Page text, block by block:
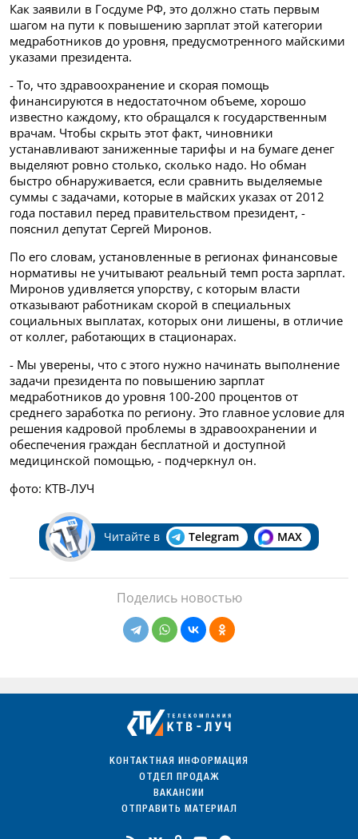
Как заявили в Госдуме РФ, это должно стать первым
шагом на пути к повышению зарплат этой категории
медработников до уровня, предусмотренного майскими
указами президента.
- То, что здравоохранение и скорая помощь
финансируются в недостаточном объеме, хорошо
известно каждому, кто обращался к государственным
врачам. Чтобы скрыть этот факт, чиновники
устанавливают заниженные тарифы и на бумаге денег
выделяют ровно столько, сколько надо. Но обман
быстро обнаруживается, если сравнить выделяемые
суммы с задачами, которые в майских указах от 2012
года поставил перед правительством президент, -
пояснил депутат Сергей Миронов.
По его словам, установленные в регионах финансовые
нормативы не учитывают реальный темп роста зарплат.
Миронов удивляется упорству, с которым власти
отказывают работникам скорой в специальных
социальных выплатах, которых они лишены, в отличие
от коллег, работающих в стационарах.
- Мы уверены, что с этого нужно начинать выполнение
задачи президента по повышению зарплат
медработников до уровня 100-200 процентов от
среднего заработка по региону. Это главное условие для
решения кадровой проблемы в здравоохранении и
обеспечения граждан бесплатной и доступной
медицинской помощью, - подчеркнул он.
фото: КТВ-ЛУЧ
Читайте в Telegram MAX
Поделись новостью
КОНТАКТНАЯ ИНФОРМАЦИЯ
ОТДЕЛ ПРОДАЖ
ВАКАНСИИ
ОТПРАВИТЬ МАТЕРИАЛ